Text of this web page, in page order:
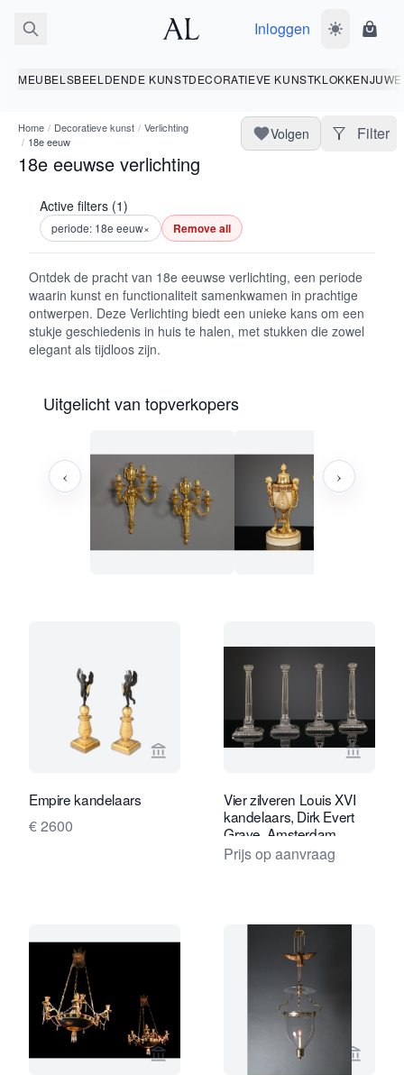
Inloggen Wissel
MEUBELSBEELDENDE KUNSTDECORATIEVE KUNSTKLOKKEN
Home / Decoratieve kunst / Verlichting
/ 18e eeuw
18e eeuwse verlichting
Volgen Filter
Active filters (1)
periode: 18e eeuw× Remove all
Ontdek de pracht van 18e eeuwse verlichting, een periode
waarin kunst en functionaliteit samenkwamen in prachtige
ontwerpen. Deze Verlichting biedt een unieke kans om een
stukje geschiedenis in huis te halen, met stukken die zowel
elegant als tijdloos zijn.
Uitgelicht van topverkopers
‹ ›
Bekijk verkoperspagina van Limburg
Empire kandelaars
€ 2600
Bekijk
Vier zilveren Louis XVI
kandelaars, Dirk Evert
Grave, Amsterdam
Prijs op aanvraag
Bekijk verkoperspagina van Limburg
Bekijk